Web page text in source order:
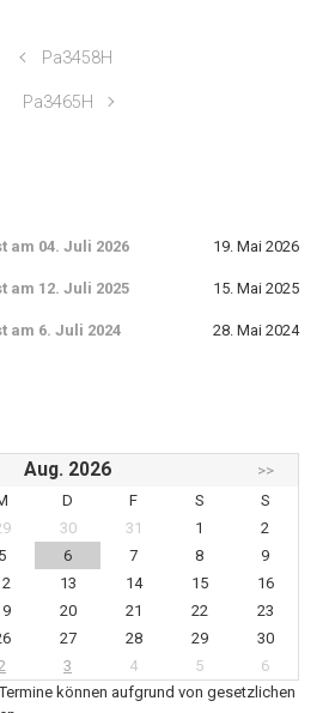
Pa3458H
Pa3465H
am 04. Juli 2026 19. Mai 2026
am 12. Juli 2025 15. Mai 2025
am 6. Juli 2024 28. Mai 2024
Aug. 2026
>>
D F S
S
30 31 1
2
5 6 7 8
9
13 14 15
16
20 21 22
23
27 28 29
30
3 4 5
6
können aufgrund von gesetzlichen